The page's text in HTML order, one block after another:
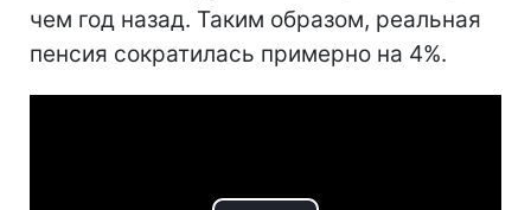
чем год назад. Таким образом, реальная
пенсия сократилась примерно на 4%.